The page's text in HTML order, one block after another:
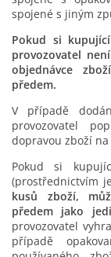
spojené s jiným
Pokud si
provozovatel
objednávce
předem.
V případě
provozovatel
dopravou zboží
Pokud si
(prostřednictvím
kusů zboží,
předem jako
provozovatel
případě